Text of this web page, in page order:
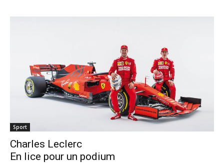
Sport
Charles Leclerc
En lice pour un podium